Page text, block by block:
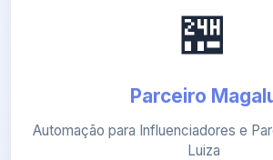
🏪
Parceiro
Automação para Influenciadores e
Luiza